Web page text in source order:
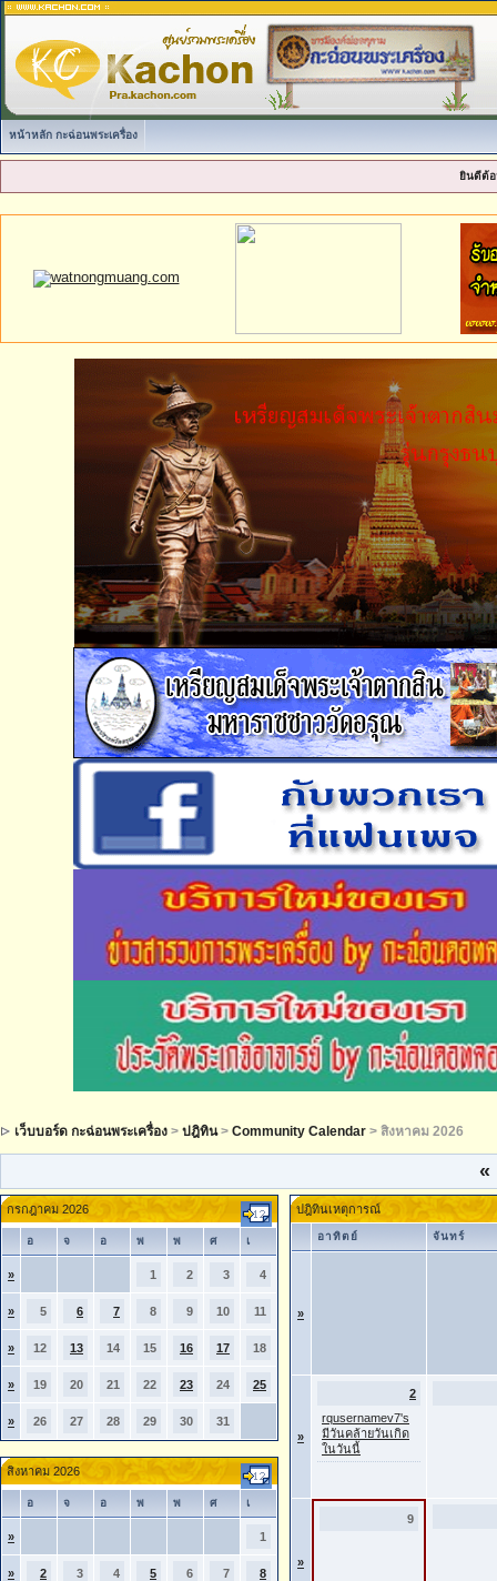
หน้าหลัก กะฉ่อนพระเครื่อง
ยินดีต้อ
เว็บบอร์ด กะฉ่อนพระเครื่อง > ปฎิทิน> Community Calendar > สิงหาคม 2026
«
กรกฎาคม 2026
อ จ อ พ พ ศ เ
» 1 2 3 4
» 5 6 7 8 9 10 11
» 12 13 14 15 16 17 18
» 19 20 21 22 23 24 25
» 26 27 28 29 30 31
สิงหาคม 2026
อ จ อ พ พ ศ เ
» 1
» 2 3 4 5 6 7 8
ปฎิทินเหตุการณ์
อาทิตย์ จันทร์
»
»
2
rqusernamev7's
มีวันคล้ายวันเกิด
ในวันนี้
»
9